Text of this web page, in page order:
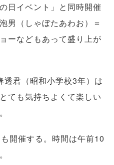
日イベント」と同時開催
男（しゃぼたあわお）＝
ーなどもあって盛り上が
君（昭和小学校3年）は
ても気持ちよくて楽しい
開催する。時間は午前10